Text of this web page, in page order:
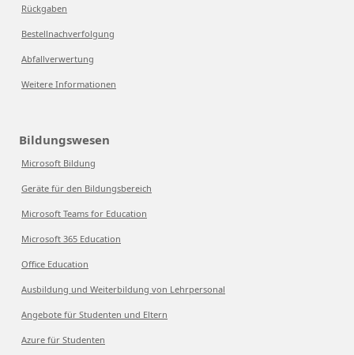
Rückgaben
Bestellnachverfolgung
Abfallverwertung
Weitere Informationen
Bildungswesen
Microsoft Bildung
Geräte für den Bildungsbereich
Microsoft Teams for Education
Microsoft 365 Education
Office Education
Ausbildung und Weiterbildung von Lehrpersonal
Angebote für Studenten und Eltern
Azure für Studenten